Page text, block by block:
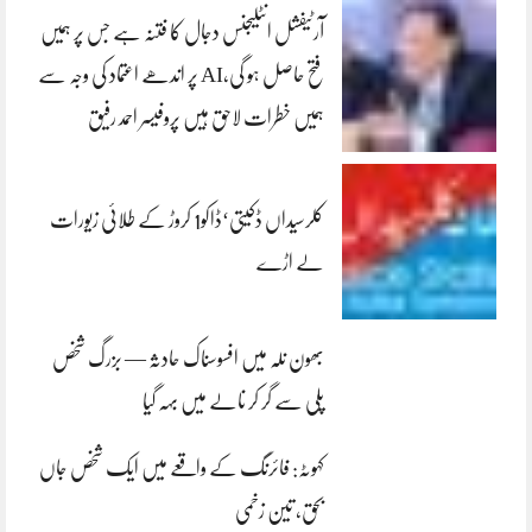
آرٹیفشل انٹلیجنس دجال کا فتنہ ہے جس پر ہمیں
فتح حاصل ہو گی،AI پر اندھے اعتماد کی وجہ سے
ہمیں خطرات لاحق ہیں پروفیسر احمد رفیق
کلرسیداں ڈکیتی‘ڈاکو1 کروڑ کے طلائی زیورات
لے اڑے
بھون نلہ میں افسوسناک حادثہ — بزرگ شخص
پلی سے گر کر نالے میں بہہ گیا
کہوٹہ: فائرنگ کے واقعے میں ایک شخص جاں
بحق، تین زخمی